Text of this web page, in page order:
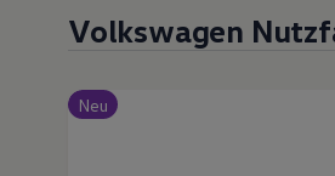
Volkswagen
Neu